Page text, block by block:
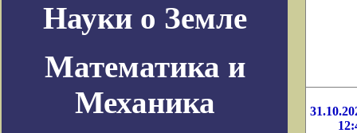
Науки о Земле
Математика и
Механика